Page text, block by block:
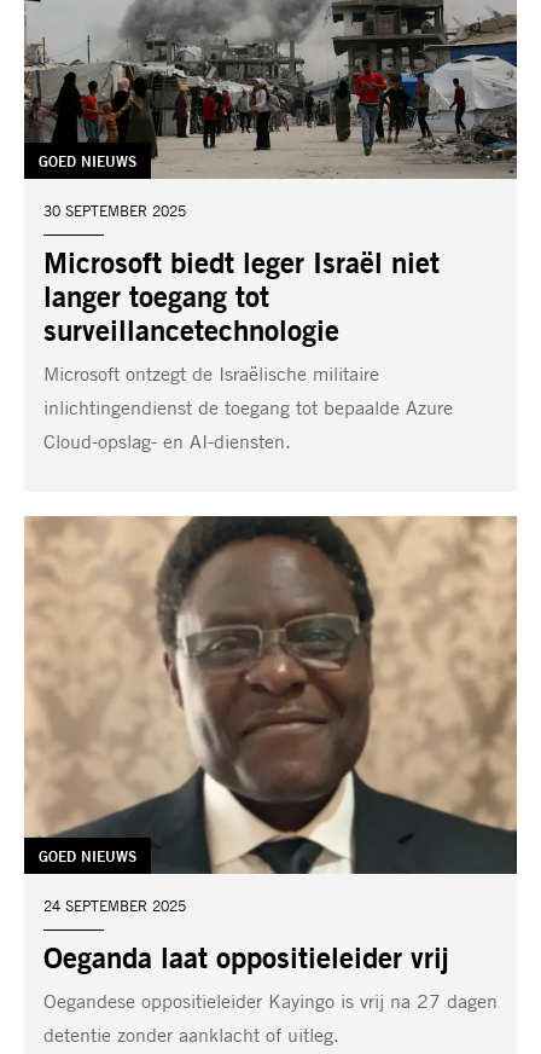
Microsoft biedt leger Israël niet
langer toegang tot
surveillancetechnologie
TAG:
GOED NIEUWS
DATUM:
30 SEPTEMBER 2025
Microsoft ontzegt de Israëlische militaire
inlichtingendienst de toegang tot bepaalde Azure
Cloud-opslag- en AI-diensten.
Oeganda laat oppositieleider vrij
TAG:
GOED NIEUWS
DATUM:
24 SEPTEMBER 2025
Oegandese oppositieleider Kayingo is vrij na 27 dagen
detentie zonder aanklacht of uitleg.